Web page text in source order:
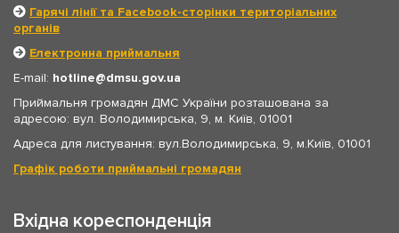
Гарячі лінії та Facebook-сторінки територіальних
органів
Електронна приймальня
E-mail: hotline
dmsu.gov.ua
Приймальня громадян ДМС України розташована за
адресою: вул. Володимирська, 9, м. Київ, 01001
Адреса для листування: вул.Володимирська, 9, м.Київ, 01001
Графік роботи приймальні громадян
Вхідна кореспонденція